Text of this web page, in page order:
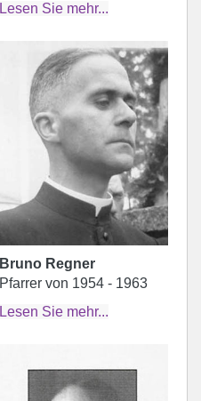
Lesen Sie mehr...
Bruno Regner
Pfarrer von 1954 - 1963
Lesen Sie mehr...